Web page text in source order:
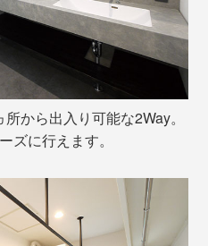
から出入り可能な2Way。
ズに行えます。